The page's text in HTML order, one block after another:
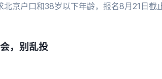
京户口和38岁以下年龄，报名8月21日截
，别乱投